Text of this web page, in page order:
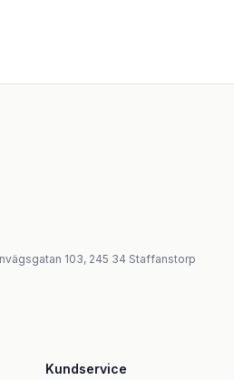
extrakt 60 kapslar
800mg - 60 kapslar
– 30 dagars förpackning
- 60 kapslar
103, 245 34 Staffanstorp
Kundservice